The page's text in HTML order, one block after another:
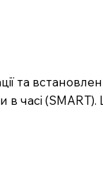
та
часі